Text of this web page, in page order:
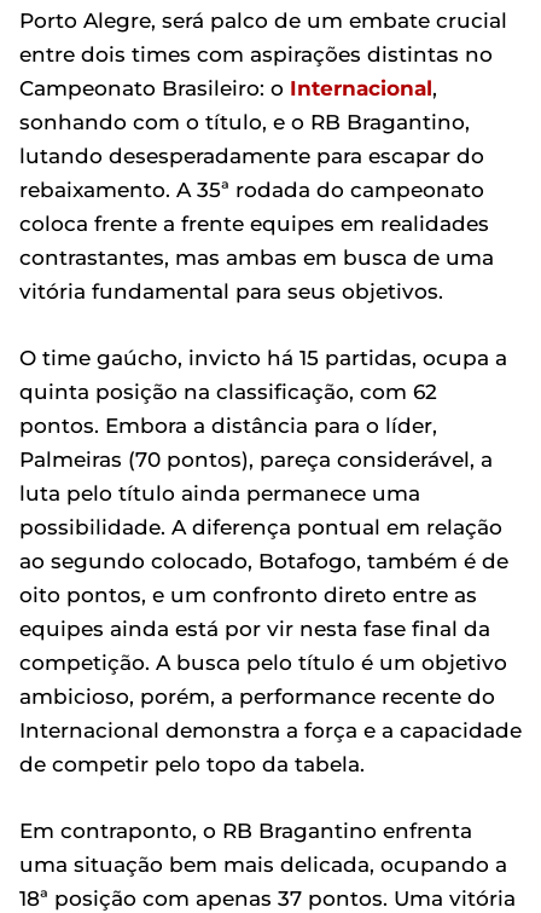
Porto Alegre, será palco de um embate crucial
entre dois times com aspirações distintas no
Campeonato Brasileiro: o Internacional,
sonhando com o título, e o RB Bragantino,
lutando desesperadamente para escapar do
rebaixamento. A 35ª rodada do campeonato
coloca frente a frente equipes em realidades
contrastantes, mas ambas em busca de uma
vitória fundamental para seus objetivos.
O time gaúcho, invicto há 15 partidas, ocupa a
quinta posição na classificação, com 62
pontos. Embora a distância para o líder,
Palmeiras (70 pontos), pareça considerável, a
luta pelo título ainda permanece uma
possibilidade. A diferença pontual em relação
ao segundo colocado, Botafogo, também é de
oito pontos, e um confronto direto entre as
equipes ainda está por vir nesta fase final da
competição. A busca pelo título é um objetivo
ambicioso, porém, a performance recente do
Internacional demonstra a força e a capacidade
de competir pelo topo da tabela.
Em contraponto, o RB Bragantino enfrenta
uma situação bem mais delicada, ocupando a
18ª posição com apenas 37 pontos. Uma vitória